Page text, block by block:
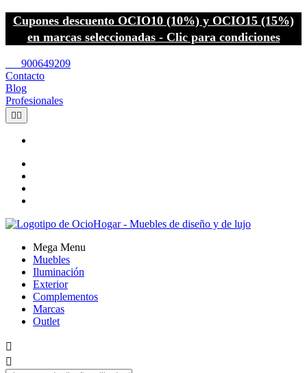
Cupones descuento OCIO10 (10%) y OCIO15 (15%)
en marcas seleccionadas - Clic para condiciones
900649209
Contacto
Blog
Profesionales
 
Mega Menu
Muebles
Iluminación
Exterior
Complementos
Marcas
Outlet

